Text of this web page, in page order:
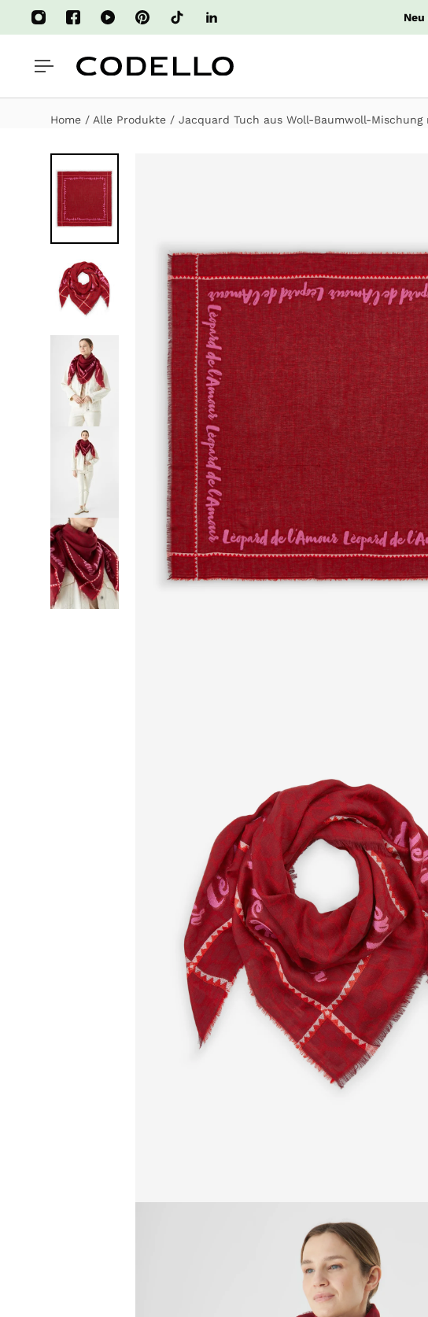
SPRINGEN
Home / Alle Produkte / Jacquard Tuch aus Woll-Baumwoll-